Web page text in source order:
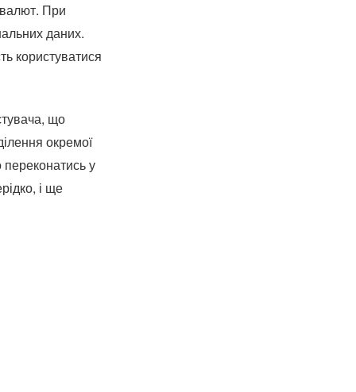
При
даних.
користуватися
що
окремої
переконатись у
і ще